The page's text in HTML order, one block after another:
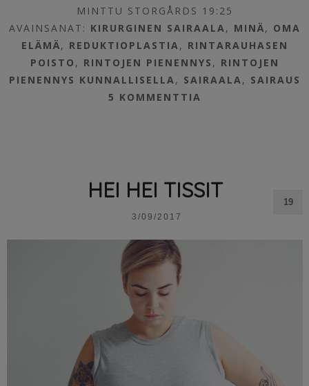
MINTTU STORGÅRDS 19:25
AVAINSANAT: KIRURGINEN SAIRAALA , MINÄ, OMA
ELÄMÄ, REDUKTIOPLASTIA , RINTARAUHASEN
POISTO , RINTOJEN PIENENNYS , RINTOJEN
PIENENNYS KUNNALLISELLA , SAIRAALA , SAIRAUS
5 KOMMENTTIA
HEI HEI TISSIT
3/09/2017
19